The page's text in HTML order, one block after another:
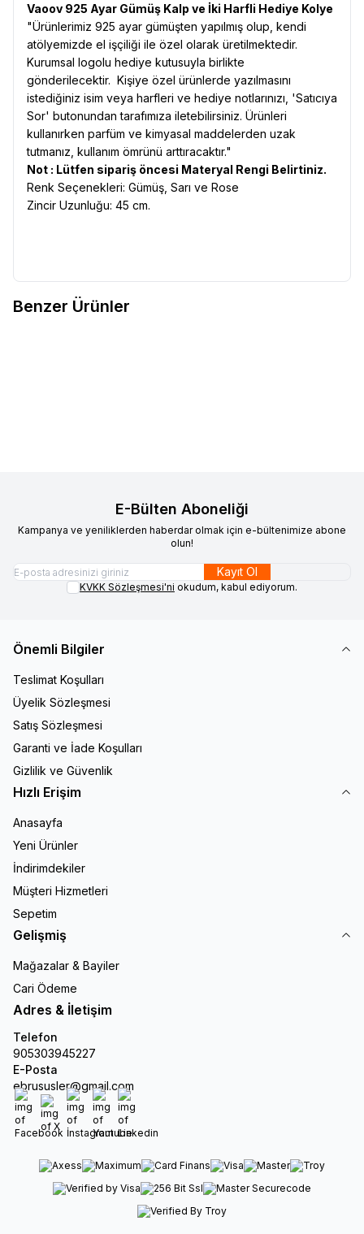
Vaoov 925 Ayar Gümüş Kalp ve İki Harfli Hediye Kolye
"Ürünlerimiz 925 ayar gümüşten yapılmış olup, kendi
atölyemizde el işçiliği ile özel olarak üretilmektedir.
Kurumsal logolu hediye kutusuyla birlikte
gönderilecektir. Kişiye özel ürünlerde yazılmasını
istediğiniz isim veya harfleri ve hediye notlarınızı, 'Satıcıya
Sor' butonundan tarafımıza iletebilirsiniz. Ürünleri
kullanırken parfüm ve kimyasal maddelerden uzak
tutmanız, kullanım ömrünü arttıracaktır."
Not : Lütfen sipariş öncesi Materyal Rengi Belirtiniz.
Renk Seçenekleri: Gümüş, Sarı ve Rose
Zincir Uzunluğu: 45 cm.
Benzer Ürünler
E-Bülten Aboneliği
Kampanya ve yeniliklerden haberdar olmak için e-bültenimize abone
olun!
Kayıt Ol
KVKK Sözleşmesi'ni okudum, kabul ediyorum.
Önemli Bilgiler
Teslimat Koşulları
Üyelik Sözleşmesi
Satış Sözleşmesi
Garanti ve İade Koşulları
Gizlilik ve Güvenlik
Hızlı Erişim
Anasayfa
Yeni Ürünler
İndirimdekiler
Müşteri Hizmetleri
Sepetim
Gelişmiş
Mağazalar & Bayiler
Cari Ödeme
Adres & İletişim
Telefon
905303945227
E-Posta
ebrususler@gmail.com
Facebook
X İnstagram
Youtube